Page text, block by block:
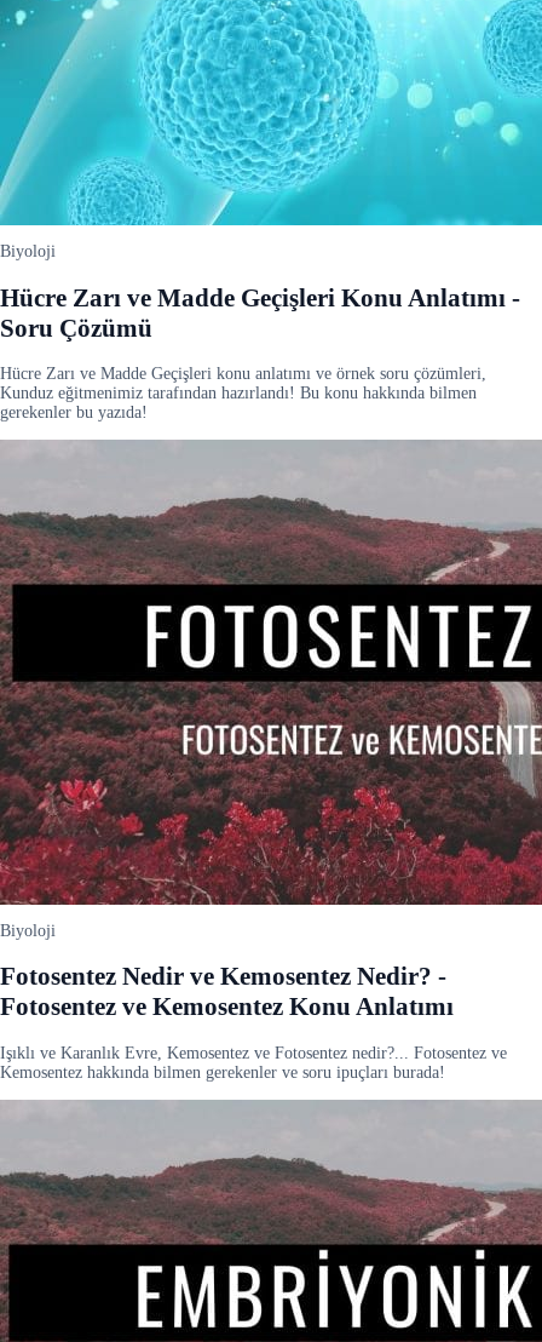
Biyoloji
Hücre Zarı ve Madde Geçişleri Konu Anlatımı -
Soru Çözümü
Hücre Zarı ve Madde Geçişleri konu anlatımı ve örnek soru çözümleri,
Kunduz eğitmenimiz tarafından hazırlandı! Bu konu hakkında bilmen
gerekenler bu yazıda!
Biyoloji
Fotosentez Nedir ve Kemosentez Nedir? -
Fotosentez ve Kemosentez Konu Anlatımı
Işıklı ve Karanlık Evre, Kemosentez ve Fotosentez nedir?... Fotosentez ve
Kemosentez hakkında bilmen gerekenler ve soru ipuçları burada!